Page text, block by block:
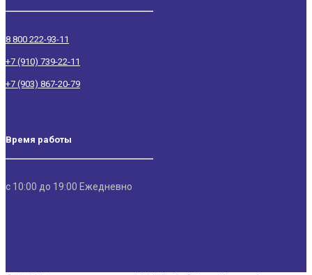
8 800 222-93-11
+7 (910) 739-22-11
+7 (903) 867-20-79
Время работы
с 10:00 до 19:00 Ежедневно